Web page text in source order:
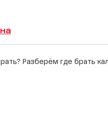
Разберём где брать